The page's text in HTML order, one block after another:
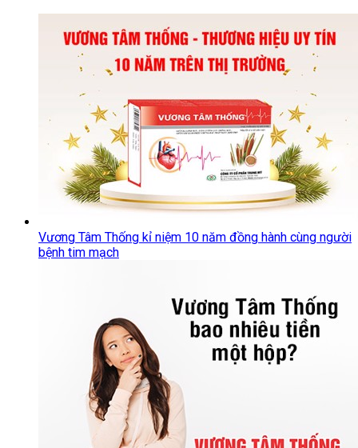
Vương Tâm Thống kỉ niệm 10 năm đồng hành cùng người
bệnh tim mạch